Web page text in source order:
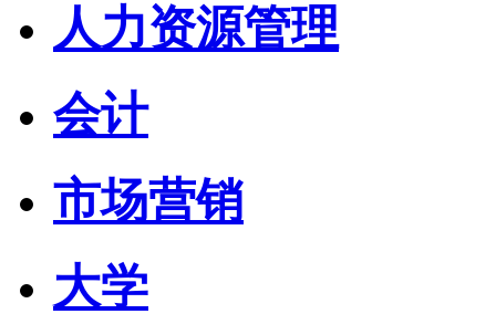
人力资源管理
会计
市场营销
大学